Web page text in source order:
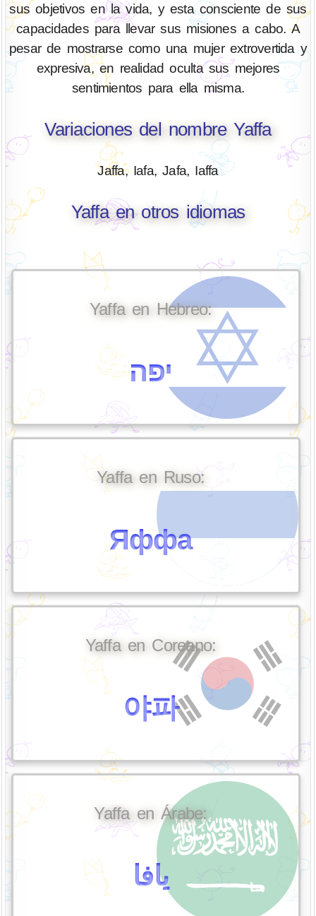
sus objetivos en la vida, y esta consciente de sus
capacidades para llevar sus misiones a cabo. A
pesar de mostrarse como una mujer extrovertida y
expresiva, en realidad oculta sus mejores
sentimientos para ella misma.
Variaciones del nombre Yaffa
Jaffa, Iafa, Jafa, Iaffa
Yaffa en otros idiomas
Yaffa en Hebreo:
יפה
Yaffa en Ruso:
Яффа
Yaffa en Coreano:
야파
Yaffa en Árabe:
يافا